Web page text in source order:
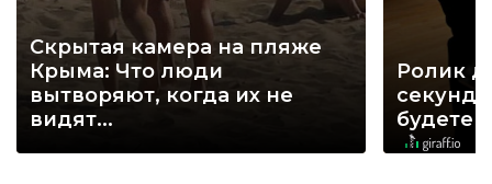
Скрытая камера на пляже
Крыма: Что люди
вытворяют, когда их не
видят...
Ролик
секунд,
будете